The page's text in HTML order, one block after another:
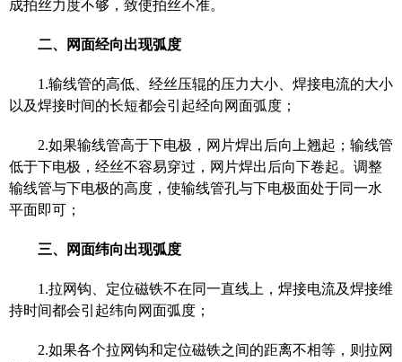
成拍丝力度不够，致使拍丝不准。
二、 网面经向出现弧度
1.输线管的高低、经丝压辊的压力大小、焊接电流的大小
以及焊接时间的长短都会引起经向网面弧度；
2.如果输线管高于下电极，网片焊出后向上翘起；输线管
低于下电极，经丝不容易穿过，网片焊出后向下卷起。调整
输线管与下电极的高度，使输线管孔与下电极面处于同一水
平面即可；
三、 网面纬向出现弧度
1.拉网钩、定位磁铁不在同一直线上，焊接电流及焊接维
持时间都会引起纬向网面弧度；
2.如果各个拉网钩和定位磁铁之间的距离不相等，则拉网